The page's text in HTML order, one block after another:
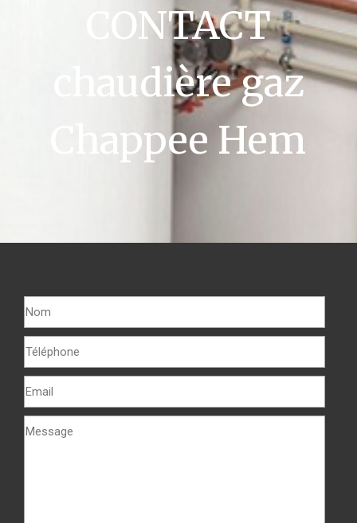
CONTACT
chaudière gaz
Chappee Hem